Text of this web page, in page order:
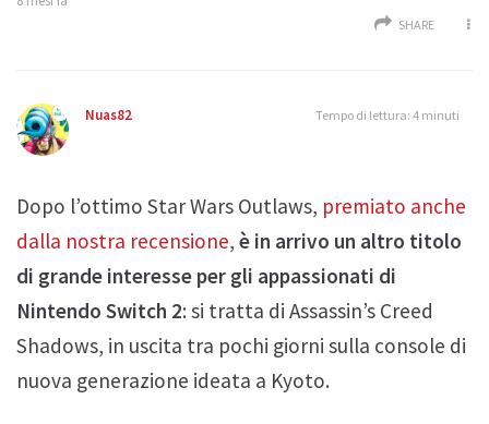
SHARE
Nuas82 Tempo di lettura: 4 minuti
Dopo l’ottimo Star Wars Outlaws, premiato anche
dalla nostra recensione, è in arrivo un altro titolo
di grande interesse per gli appassionati di
Nintendo Switch 2: si tratta di Assassin’s Creed
Shadows, in uscita tra pochi giorni sulla console di
nuova generazione ideata a Kyoto.